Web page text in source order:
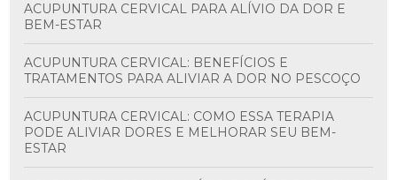
ACUPUNTURA CERVICAL PARA ALÍVIO DA DOR E
BEM-ESTAR
ACUPUNTURA CERVICAL: BENEFÍCIOS E
TRATAMENTOS PARA ALIVIAR A DOR NO PESCOÇO
ACUPUNTURA CERVICAL: COMO ESSA TERAPIA
PODE ALIVIAR DORES E MELHORAR SEU BEM-
ESTAR